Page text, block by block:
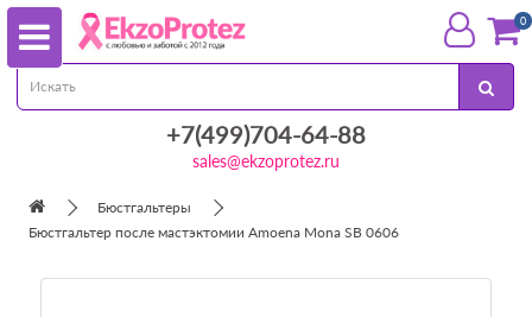
+7(499)704-64-88
sales@ekzoprotez.ru
0
Бюстгальтеры
Бюстгальтер после мастэктомии Amoena Mona SB 0606